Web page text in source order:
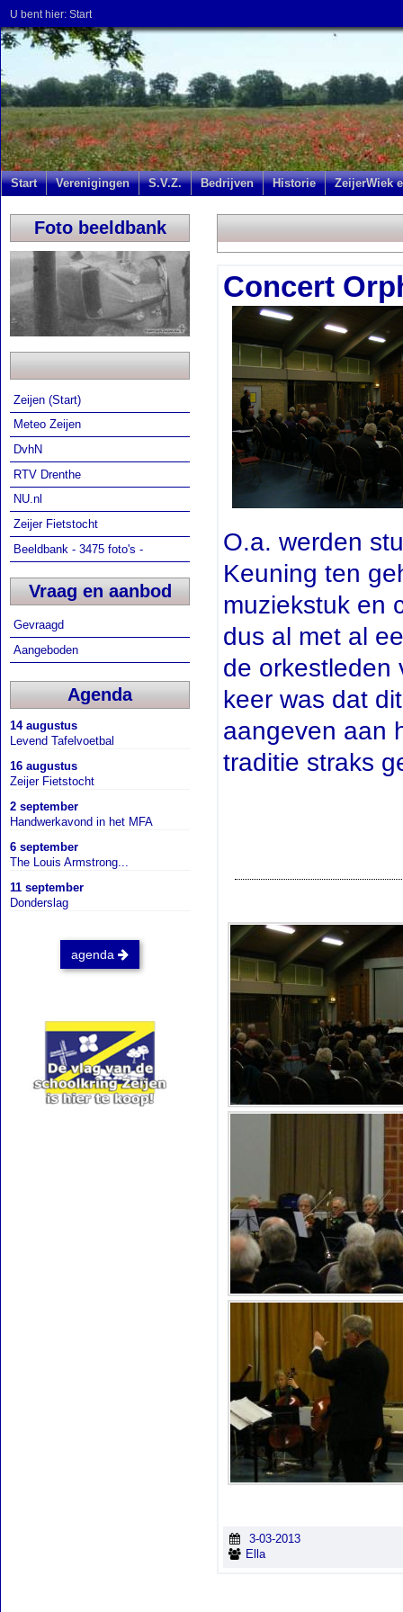
U bent hier: Start
Start Verenigingen S.V.Z. Bedrijven Historie ZeijerWiek
Foto beeldbank
Zeijen (Start)
Meteo Zeijen
DvhN
RTV Drenthe
NU.nl
Zeijer Fietstocht
Beeldbank - 3475 foto's -
Vraag en aanbod
Gevraagd
Aangeboden
Agenda
14 augustus
Levend Tafelvoetbal
16 augustus
Zeijer Fietstocht
2 september
Handwerkavond in het MFA
6 september
The Louis Armstrong...
11 september
Donderslag
agenda
Concert
O.a. werden
Keuning ten
muziekstuk en
dus al met al
de orkestleden
keer was dat
aangeven aan
traditie straks
3-03-2013
Ella